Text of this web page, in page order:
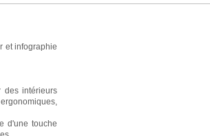
et infographie
des intérieurs
d'une touche